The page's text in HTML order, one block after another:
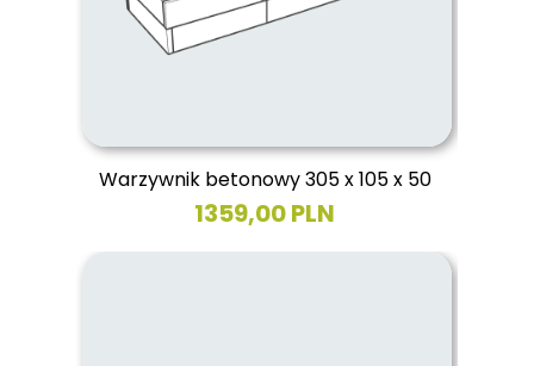
Warzywnik betonowy 305 x 105 x 50
1359,00 PLN